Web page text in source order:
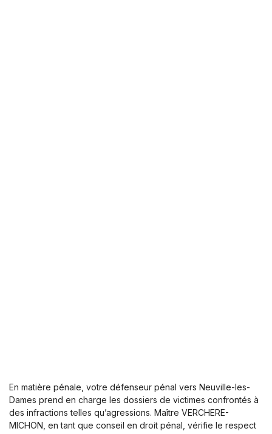
En matière pénale, votre défenseur pénal vers Neuville-les-
Dames prend en charge les dossiers de victimes confrontés à
des infractions telles qu’agressions. Maître VERCHERE-
MICHON, en tant que conseil en droit pénal, vérifie le respect